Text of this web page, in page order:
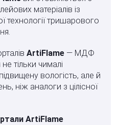
ArtiFlame
ArtiFlame — МДФ
тільки чималі
вологість, але й
ніж аналоги з цілісної
матеріалів із
технології тришарового